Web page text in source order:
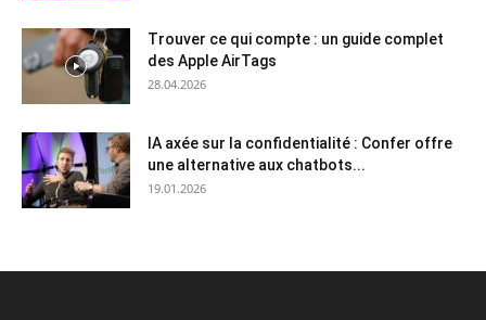
Trouver ce qui compte : un guide complet
des Apple AirTags
28.04.2026
IA axée sur la confidentialité : Confer offre
une alternative aux chatbots...
19.01.2026